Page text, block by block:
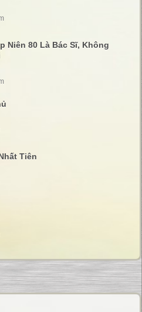
Niên 80 Là Bác Sĩ, Không
Tiên